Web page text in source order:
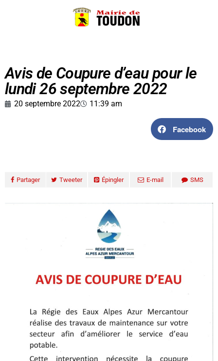
Avis de Coupure d’eau pour le
lundi 26 septembre 2022
20 septembre 2022 11:39 am
Facebook
Partager Tweeter Épingler E-mail SMS